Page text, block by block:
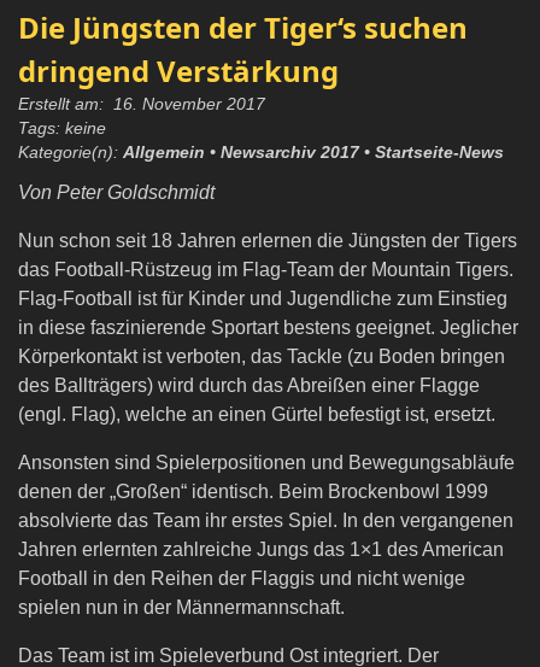
Die Jüngsten der Tiger‘s suchen
dringend Verstärkung
Erstellt am: 16. November 2017
Tags: keine
Kategorie(n): Allgemein • Newsarchiv 2017 • Startseite-News
Von Peter Goldschmidt
Nun schon seit 18 Jahren erlernen die Jüngsten der Tigers
das Football-Rüstzeug im Flag-Team der Mountain Tigers.
Flag-Football ist für Kinder und Jugendliche zum Einstieg
in diese faszinierende Sportart bestens geeignet. Jeglicher
Körperkontakt ist verboten, das Tackle (zu Boden bringen
des Ballträgers) wird durch das Abreißen einer Flagge
(engl. Flag), welche an einen Gürtel befestigt ist, ersetzt.
Ansonsten sind Spielerpositionen und Bewegungsabläufe
denen der „Großen“ identisch. Beim Brockenbowl 1999
absolvierte das Team ihr erstes Spiel. In den vergangenen
Jahren erlernten zahlreiche Jungs das 1×1 des American
Football in den Reihen der Flaggis und nicht wenige
spielen nun in der Männermannschaft.
Das Team ist im Spieleverbund Ost integriert. Der